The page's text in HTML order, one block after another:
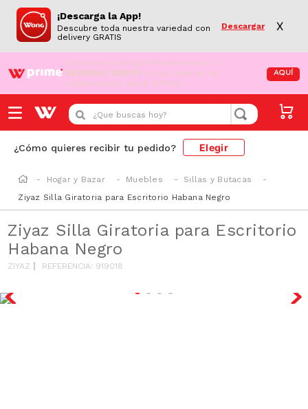
¡Descarga la App!
Descubre toda nuestra variedad con
delivery GRATIS
Descargar X
¡Aún no eres Wong Prime! Aprovecha el
DESPACHO GRATIS en tus compras de
supermercado desde S/79.90
AQUÍ
¿Que buscas hoy?
¿Cómo quieres recibir tu pedido? Elegir
Hogar y Bazar Muebles
Sillas y Butacas
Ziyaz Silla Giratoria para Escritorio Habana Negro
Ziyaz Silla Giratoria para Escritorio
Habana Negro
ZIYAZ REFERENCIA: 919018